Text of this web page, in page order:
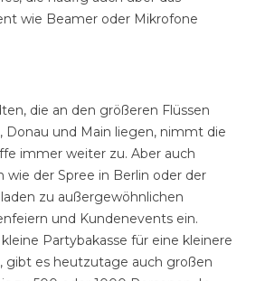
wie Beamer oder Mikrofone
die an den größeren Flüssen
Donau und Main liegen, nimmt die
immer weiter zu. Aber auch
wie der Spree in Berlin oder der
zu außergewöhnlichen
und Kundenevents ein.
Partybakasse für eine kleinere
gibt es heutzutage auch großen